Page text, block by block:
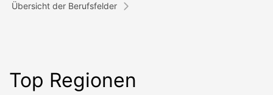
Übersicht der Berufsfelder
Top Regionen